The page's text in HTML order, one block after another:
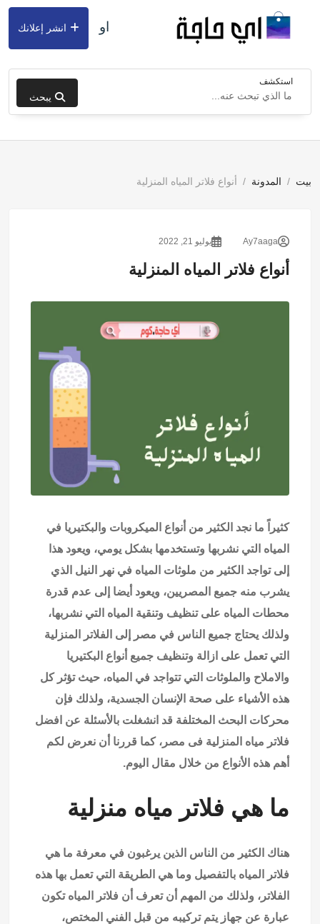
استكشف
يبحث
او انشر إعلانك
بيت المدونة أنواع فلاتر المياه المنزلية
Ay7aaga يوليو 21, 2022
أنواع فلاتر المياه المنزلية
كثيراً ما نجد الكثير من أنواع الميكروبات والبكتيريا في
المياه التي نشربها وتستخدمها بشكل يومي، ويعود هذا
إلى تواجد الكثير من ملوثات المياه في نهر النيل الذي
يشرب منه جميع المصريين، ويعود أيضا إلى عدم قدرة
محطات المياه على تنظيف وتنقية المياه التي نشربها،
ولذلك يحتاج جميع الناس في مصر إلى الفلاتر المنزلية
التي تعمل على ازالة وتنظيف جميع أنواع البكتيريا
والاملاح والملوثات التي تتواجد في المياه، حيث تؤثر كل
هذه الأشياء على صحة الإنسان الجسدية، ولذلك فإن
محركات البحث المختلفة قد انشغلت بالأسئلة عن افضل
فلاتر مياه المنزلية فى مصر، كما قررنا أن نعرض لكم
أهم هذه الأنواع من خلال مقال اليوم.
ما هي فلاتر مياه منزلية
هناك الكثير من الناس الذين يرغبون في معرفة ما هي
فلاتر المياه بالتفصيل وما هي الطريقة التي تعمل بها هذه
الفلاتر، ولذلك من المهم أن تعرف أن فلاتر المياه تكون
عبارة عن جهاز يتم تركيبه من قبل الفني المختص،